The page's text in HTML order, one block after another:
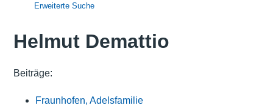
Erweiterte Suche
Helmut Demattio
Beiträge:
Fraunhofen, Adelsfamilie